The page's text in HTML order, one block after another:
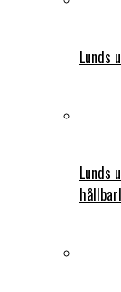
Lunds
Lunds